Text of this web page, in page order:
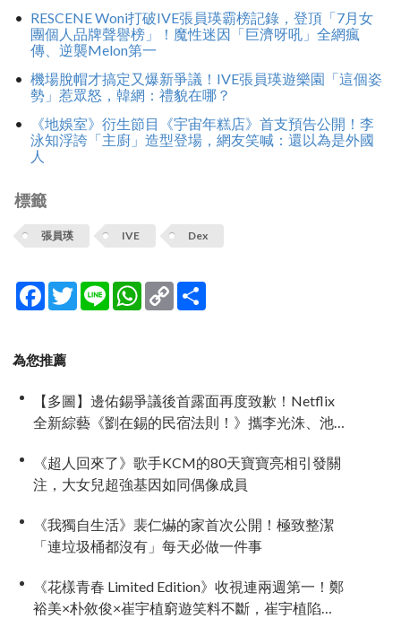
RESCENE Woni打破IVE張員瑛霸榜記錄，登頂「7月女
團個人品牌聲譽榜」！魔性迷因「巨濟呀吼」全網瘋
傳、逆襲Melon第一
機場脫帽才搞定又爆新爭議！IVE張員瑛遊樂園「這個姿
勢」惹眾怒，韓網：禮貌在哪？
《地娛室》衍生節目《宇宙年糕店》首支預告公開！李
泳知浮誇「主廚」造型登場，網友笑喊：還以為是外國
人
標籤
張員瑛 IVE Dex
Facebook
TwitterLine WhatsApp
Copy
Link
為您推薦
【多圖】邊佑錫爭議後首露面再度致歉！Netflix
全新綜藝《劉在錫的民宿法則！》攜李光洙、池
《超人回來了》歌手KCM的80天寶寶亮相引發關
注，大女兒超強基因如同偶像成員
《我獨自生活》裴仁爀的家首次公開！極致整潔
「連垃圾桶都沒有」每天必做一件事
《花樣青春 Limited Edition》收視連兩週第一！鄭
裕美×朴敘俊×崔宇植窮遊笑料不斷，崔宇植陷